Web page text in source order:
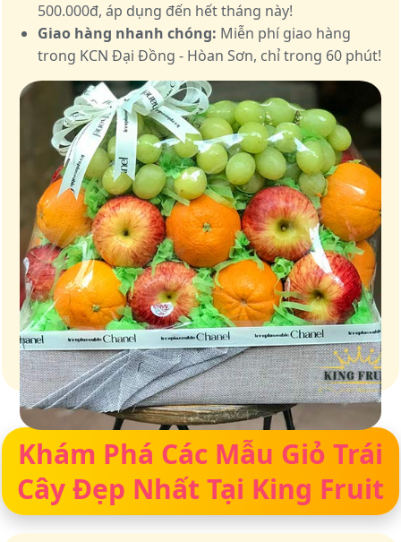
500.000đ, áp dụng đến hết tháng này!
Giao hàng nhanh chóng: Miễn phí giao hàng
trong KCN Đại Đồng - Hòan Sơn, chỉ trong 60 phút!
Giỏ quà – Tinh hoa từ trái cây tươi ngon
Khám Phá Các Mẫu Giỏ Trái
Cây Đẹp Nhất Tại King Fruit